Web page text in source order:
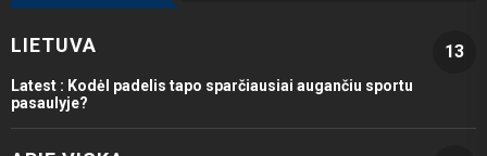
LIETUVA 13
Latest : Kodėl padelis tapo sparčiausiai augančiu sportu
pasaulyje?